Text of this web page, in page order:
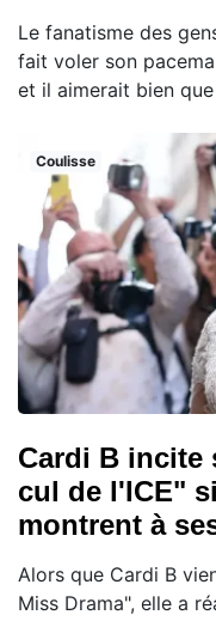
Le fanatisme des
fait voler son
et il aimerait bien
Coulisse
Cardi B incite
cul de l'ICE"
montrent à
Alors que Cardi B
Miss Drama", elle a